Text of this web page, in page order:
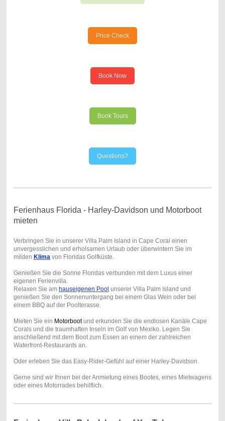
Price Check
Book Now
Book Tours
Questions?
Ferienhaus Florida - Harley-Davidson und Motorboot
mieten
Verbringen Sie in unserer Villa Palm Island in Cape Coral einen
unvergesslichen und erholsamen Urlaub oder überwintern Sie im
milden Klimavon Floridas Golfküste.
Genießen Sie die Sonne Floridas verbunden mit dem Luxus einer
eigenen Ferienvilla.
Relaxen Sie am hauseigenen Pool unserer Villa Palm Island und
genießen Sie den Sonnenuntergang bei einem Glas Wein oder bei
einem BBQ auf der Poolterasse.
Mieten Sie ein Motorbootund erkunden Sie die endlosen Kanäle Cape
Corals und die traumhaften Inseln im Golf von Mexiko. Legen Sie
anschließend mit dem Boot zum Essen an einem der zahlreichen
Waterfront-Restaurants an.
Oder erleben Sie das Easy-Rider-Gefühl auf einer Harley-Davidson.
Gerne sind wir Ihnen bei der Anmietung eines Bootes, eines Mietwagens
oder eines Motorrades behilflich.